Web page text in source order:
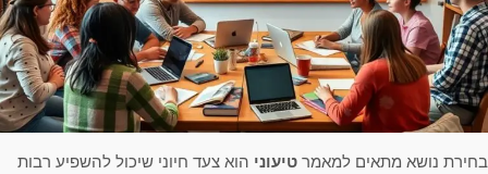
בחירת נושא מתאים למאמר טיעוני הוא צעד חיוני שיכול להשפיע רבות